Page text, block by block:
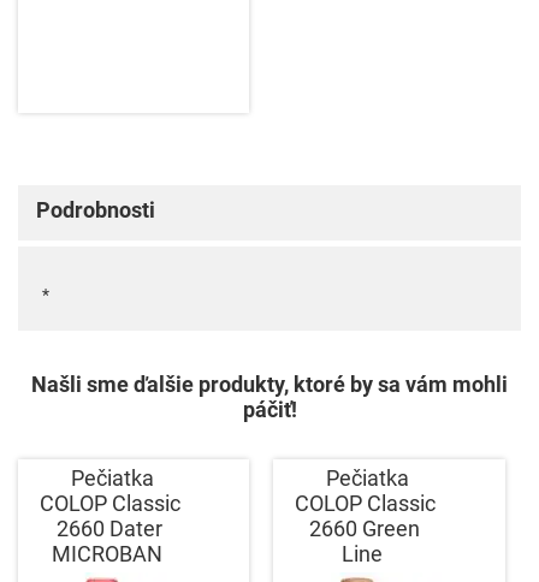
Podrobnosti
*
Našli sme ďalšie produkty, ktoré by sa vám mohli
páčiť!
Pečiatka
COLOP Classic
2660 Dater
MICROBAN
Pečiatka
COLOP Classic
2660 Green
Line